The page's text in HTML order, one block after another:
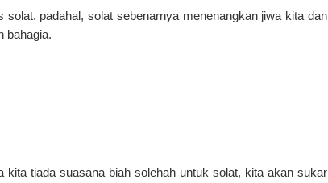
padahal, solat sebenarnya menenangkan jiwa kita dan
bahagia.
kita tiada suasana biah solehah untuk solat, kita akan sukar